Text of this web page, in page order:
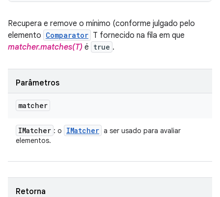
Recupera e remove o mínimo (conforme julgado pelo
elemento Comparator T fornecido na fila em que
matcher.matches(T) é true .
Parâmetros
matcher
IMatcher : o IMatcher a ser usado para avaliar
elementos.
Retorna